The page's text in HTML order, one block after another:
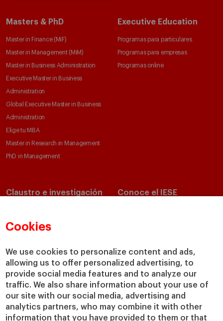
Cookies
We use cookies to personalize content and ads,
allowing us to offer personalized advertising, to
provide social media features and to analyze our
traffic. We also share information about your use of
our site with our social media, advertising and
analytics partners, who may combine it with other
information that you have provided to them or that
Masters & PhD
Master in Finance (MiF)
Master in Management (MiM)
Master in Business Administration
Executive Master in Business
Administration
Global Executive Master in Business
Administration
Elige tu MBA
Master in Research in Management
PhD in Management
Executive Education
Programas para particulares
Programas para empresas
Programas online
Claustro e investigación
Departamentos académicos
Cátedras
IESE Insight
IESE Publishing
Conoce el IESE
Nuestro impacto
Colabora con el IESE
Servicios
Biblioteca
Canal de Compliance